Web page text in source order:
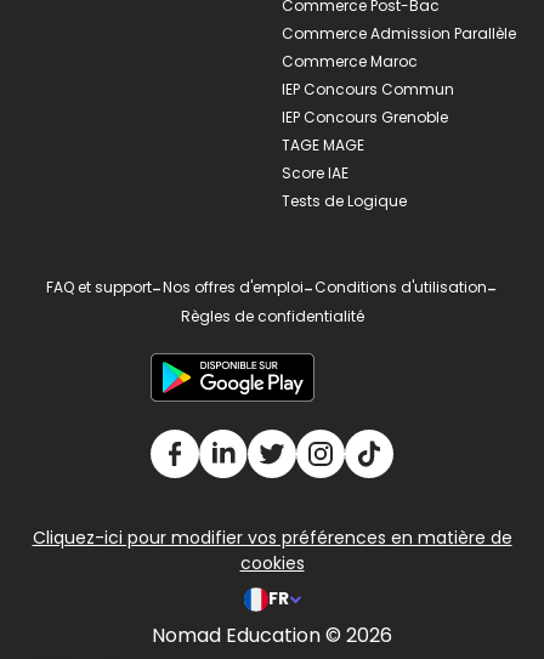
Commerce Post-Bac
Commerce Admission Parallèle
Commerce Maroc
IEP Concours Commun
IEP Concours Grenoble
TAGE MAGE
Score IAE
Tests de Logique
FAQ et support-Nos offres d'emploi-Conditions d'utilisation-
Règles de confidentialité
Cliquez-ici pour modifier vos préférences en matière de
cookies
FR
Nomad Education © 2026